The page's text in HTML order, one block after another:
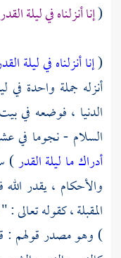
(إنا أنزلناه في ليلة القدر
(إنا أنزلناه في ليلة
أنزله جملة واحدة في
الدنيا ، فوضعه في
السلام - نجوما في
أدراك ما ليلة القدر)
والأحكام ، يقدر الله
المقبلة ، كقوله تعالى : "
) وهو مصدر قولهم :